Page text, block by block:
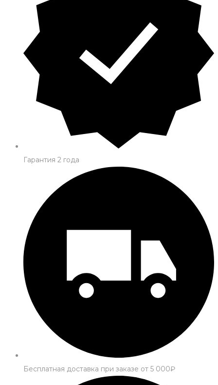
Гарантия 2 года
Бесплатная доставка при заказе от 5 000₽